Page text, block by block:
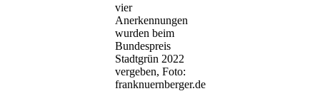
vier
Anerkennungen
wurden beim
Bundespreis
Stadtgrün 2022
vergeben, Foto:
franknuernberger.de